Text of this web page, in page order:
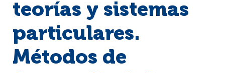
teorías y sistemas
particulares.
Métodos de